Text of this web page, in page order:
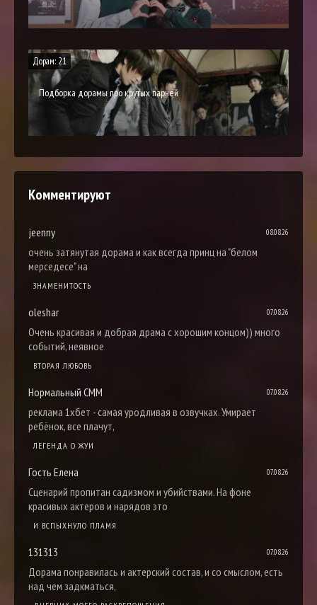
Дорам: 21
Подборка дорамы про крутых парней
Комментируют
jeenny 08.08.26
очень затянутая дорама и как всегда принц на "белом
мерседесе" на
ЗНАМЕНИТОСТЬ
oleshar 07.08.26
Очень красивая и добрая драма с хорошим концом)) много
событий, неявное
ВТОРАЯ ЛЮБОВЬ
Нормальный СММ 07.08.26
реклама 1хбет - самая уродливая в озвучках. Умирает
ребёнок, все плачут,
ЛЕГЕНДА О ЖУИ
Гость Елена 07.08.26
Сценарий пропитан садизмом и убийствами. На фоне
красивых актеров и нарядов это
И ВСПЫХНУЛО ПЛАМЯ
131313 07.08.26
Дорама понравилась и актерский состав, и со смыслом, есть
над чем задкматься,